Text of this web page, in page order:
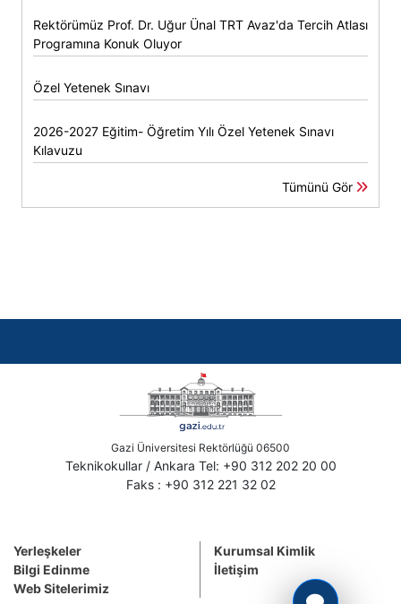
Rektörümüz Prof. Dr. Uğur Ünal TRT Avaz'da Tercih Atlası
Programına Konuk Oluyor
Özel Yetenek Sınavı
2026-2027 Eğitim- Öğretim Yılı Özel Yetenek Sınavı
Kılavuzu
Tümünü Gör
Gazi Üniversitesi Rektörlüğü 06500
Teknikokullar / Ankara Tel: +90 312 202 20 00
Faks : +90 312 221 32 02
Yerleşkeler
Bilgi Edinme
Web Sitelerimiz
Kurumsal Kimlik
İletişim